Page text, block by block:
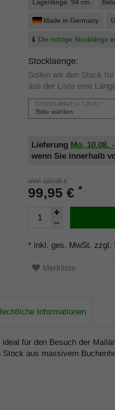
Lagerlänge: 94 cm
Made in Germany
Die richtige Stocklänge
Stocklaenge:
Sollen wir den Stock
aus der Liste eine
STOCKLÄNGE (+ 7,95 €) *
Lieferung Mo. 10.08.
wenn Sie innerhalb
UVP 109,95 €
99,95 € *
* inkl. ges. MwSt. zzgl.
Merkliste
Informationen
für den Besuch der
aus massivem